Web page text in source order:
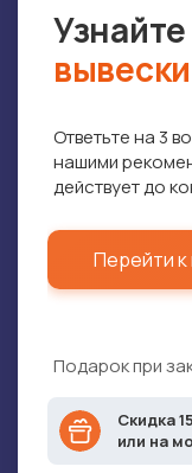
вывески
Ответьте на 3
нашими
действует до
Перейти
Подарок при
Скидка
или на